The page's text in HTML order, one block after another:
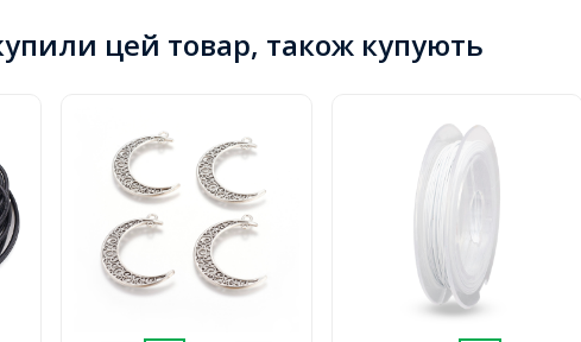
цей товар, також купують